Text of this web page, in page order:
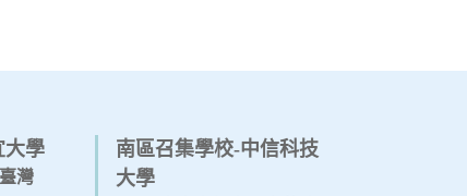
大學
灣
南區召集學校-中信科技
大學